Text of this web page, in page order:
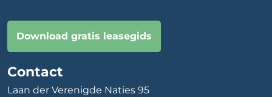
Download gratis leasegids
Contact
Laan der Verenigde Naties 95